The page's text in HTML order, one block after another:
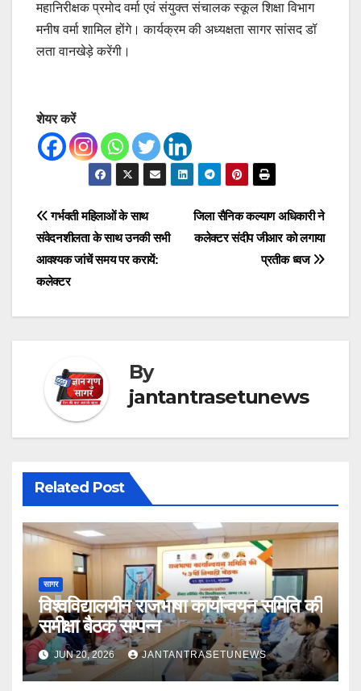
महानिरीक्षक प्रमोद वर्मा एवं संयुक्त संचालक स्कूल शिक्षा विभाग
मनीष वर्मा शामिल होंगे। कार्यक्रम की अध्यक्षता सागर सांसद डॉ
लता वानखेड़े करेंगी।
शेयर करें
Post
navigation
जिला सैनिक कल्याण अधिकारी ने
कलेक्टर संदीप जीआर को लगाया
प्रतीक ध्वज
गर्भवती महिलाओं के साथ
संवेदनशीलता के साथ उनकी सभी
आवश्यक जांचें समय पर करायें:
कलेक्टर
By
jantantrasetunews
Related Post
सागर
विश्वविद्यालयीन राजभाषा कार्यान्वयन समिति की
समीक्षा बैठक सम्पन्न
JUN 20, 2026 JANTANTRASETUNEWS